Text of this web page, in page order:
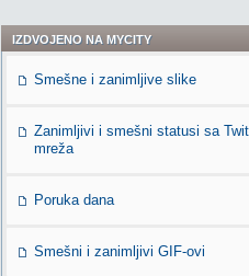
IZDVOJENO NA MYCITY
Smešne i zanimljive slike
Zanimljivi i smešni statusi sa
mreža
Poruka dana
Smešni i zanimljivi GIF-ovi